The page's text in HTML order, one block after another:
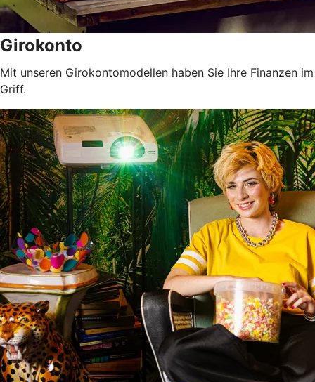
Girokonto
Mit unseren Girokontomodellen haben Sie Ihre Finanzen im
Griff.